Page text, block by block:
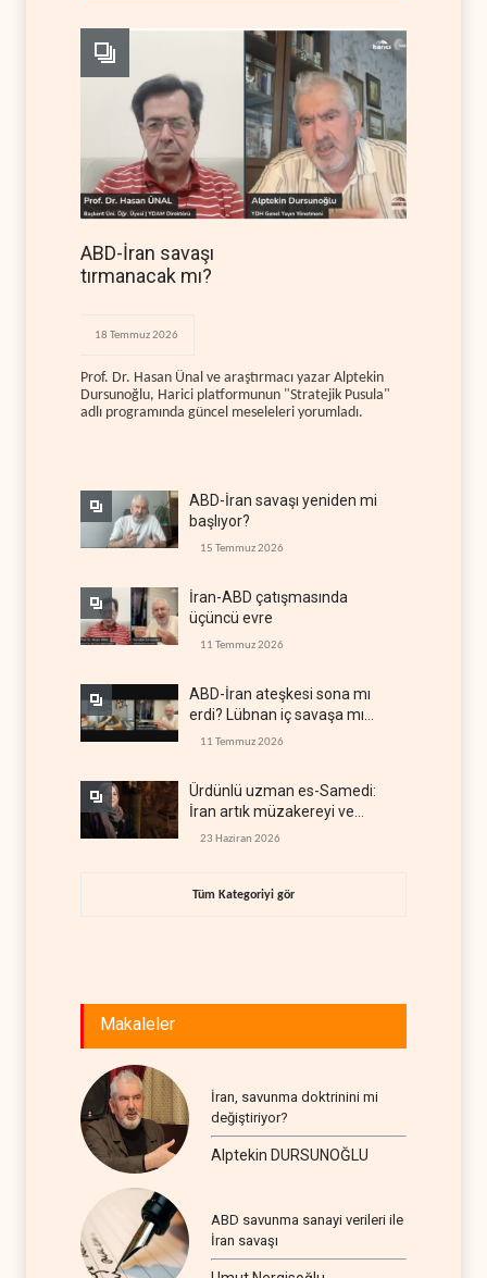
ABD-İran savaşı
tırmanacak mı?
18 Temmuz 2026
Prof. Dr. Hasan Ünal ve araştırmacı yazar Alptekin
Dursunoğlu, Harici platformunun "Stratejik Pusula"
adlı programında güncel meseleleri yorumladı.
ABD-İran savaşı yeniden mi
başlıyor?
15 Temmuz 2026
İran-ABD çatışmasında
üçüncü evre
11 Temmuz 2026
ABD-İran ateşkesi sona mı
erdi? Lübnan iç savaşa mı
gidiyor?
11 Temmuz 2026
Ürdünlü uzman es-Samedi:
İran artık müzakereyi ve
çatışmayı aynı anda yürütüyor
23 Haziran 2026
Tüm Kategoriyi gör
Makaleler
İran, savunma doktrinini mi
değiştiriyor?
Alptekin DURSUNOĞLU
ABD savunma sanayi verileri ile
İran savaşı